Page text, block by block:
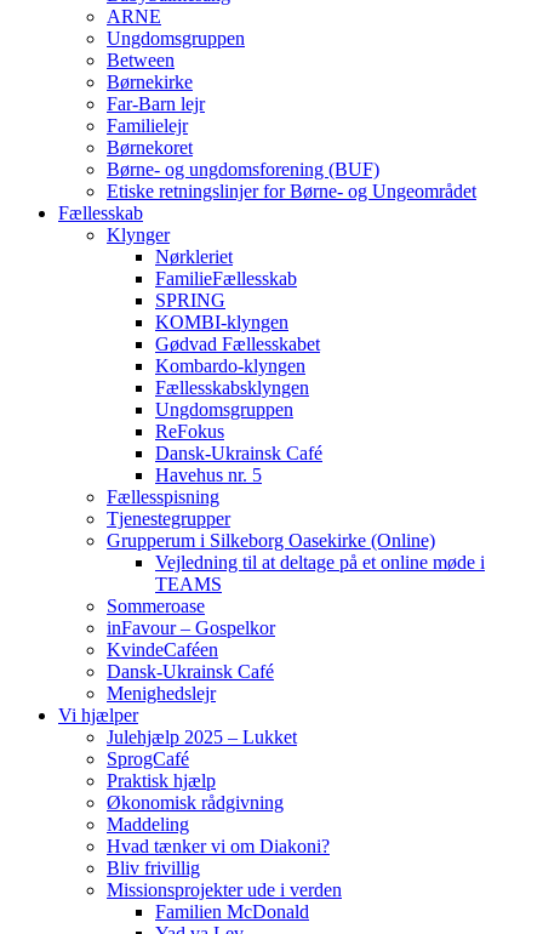
ARNE
Ungdomsgruppen
Between
Børnekirke
Far-Barn lejr
Familielejr
Børnekoret
Børne- og ungdomsforening (BUF)
Etiske retningslinjer for Børne- og Ungeområdet
Fællesskab
Klynger
Nørkleriet
FamilieFællesskab
SPRING
KOMBI-klyngen
Gødvad Fællesskabet
Kombardo-klyngen
Fællesskabsklyngen
Ungdomsgruppen
ReFokus
Dansk-Ukrainsk Café
Havehus nr. 5
Fællesspisning
Tjenestegrupper
Grupperum i Silkeborg Oasekirke (Online)
Vejledning til at deltage på et online møde i
TEAMS
Sommeroase
inFavour – Gospelkor
KvindeCaféen
Dansk-Ukrainsk Café
Menighedslejr
Vi hjælper
Julehjælp 2025 – Lukket
SprogCafé
Praktisk hjælp
Økonomisk rådgivning
Maddeling
Hvad tænker vi om Diakoni?
Bliv frivillig
Missionsprojekter ude i verden
Familien McDonald